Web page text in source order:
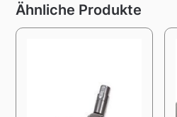
Ähnliche Produkte